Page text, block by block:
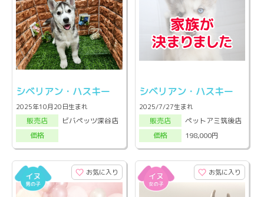
シベリアン・ハスキー
2025年10月20日生まれ
販売店
ビバペッツ深谷店
価格
シベリアン・ハスキー
2025/7/27生まれ
販売店
ペットアミ筑後店
価格
198,000円
お気に入り お気に入り